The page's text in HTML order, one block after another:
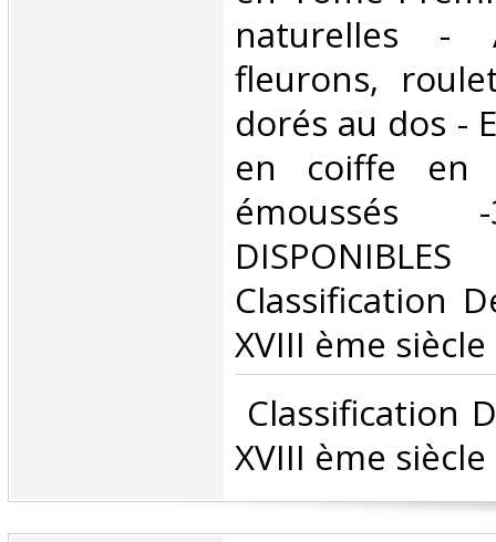
naturelles -
fleurons,
dorés au dos -
en coiffe en
émoussés
Classification
XVIII ème siècle‎
Classification
XVIII ème siècle‎